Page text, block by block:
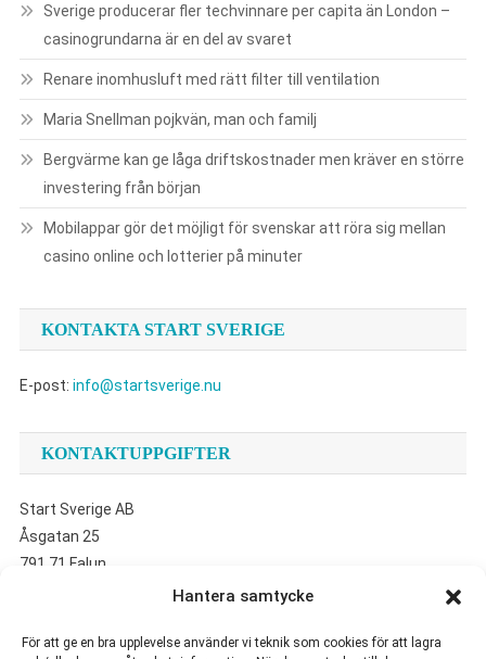
Hantera samtycke
För att ge en bra upplevelse använder vi teknik som cookies för att lagra
Sverige producerar fler techvinnare per capita än London –
casinogrundarna är en del av svaret
Renare inomhusluft med rätt filter till ventilation
Maria Snellman pojkvän, man och familj
Bergvärme kan ge låga driftskostnader men kräver en större
investering från början
Mobilappar gör det möjligt för svenskar att röra sig mellan
casino online och lotterier på minuter
KONTAKTA START SVERIGE
E-post: info@startsverige.nu
KONTAKTUPPGIFTER
Start Sverige AB
Åsgatan 25
791 71 Falun